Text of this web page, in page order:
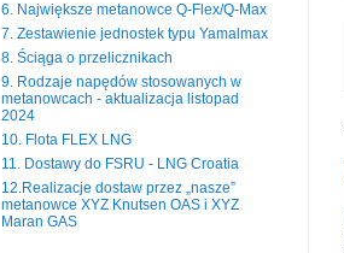
6. Największe metanowce Q-Flex/Q-Max
7. Zestawienie jednostek typu Yamalmax
8. Ściąga o przelicznikach
9. Rodzaje napędów stosowanych w
metanowcach - aktualizacja listopad
2024
10. Flota FLEX LNG
11. Dostawy do FSRU - LNG Croatia
12.Realizacje dostaw przez „nasze”
metanowce XYZ Knutsen OAS i XYZ
Maran GAS